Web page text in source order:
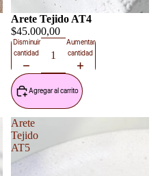
Arete Tejido AT4
$45.000,00
Disminuir
cantidad
Aumentar
cantidad
Agregar al carrito
Arete
Tejido
AT5